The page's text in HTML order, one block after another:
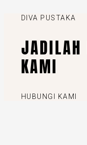
DIVA PUSTAKA
JADILAH
KAMI
HUBUNGI KAMI